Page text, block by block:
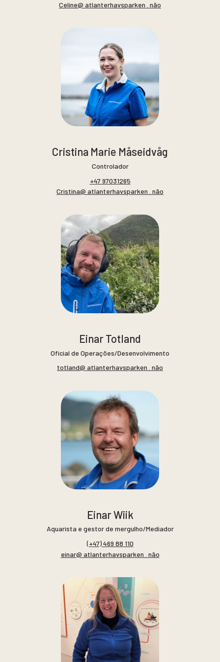
Celine@ atlanterhavsparken . não
Cristina Marie Måseidvåg
Controlador
+47 97031265
Cristina@ atlanterhavsparken . não
Einar Totland
Oficial de Operações/Desenvolvimento
totland@ atlanterhavsparken . não
Einar Wiik
Aquarista e gestor de mergulho/Mediador
(+47) 469 88 110
einar@ atlanterhavsparken . não